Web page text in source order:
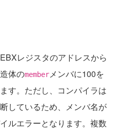
レジスタのアドレスから
体のmemberメンバに100を
す。ただし、コンパイラは
しているため、メンバ名が
ルエラーとなります。複数